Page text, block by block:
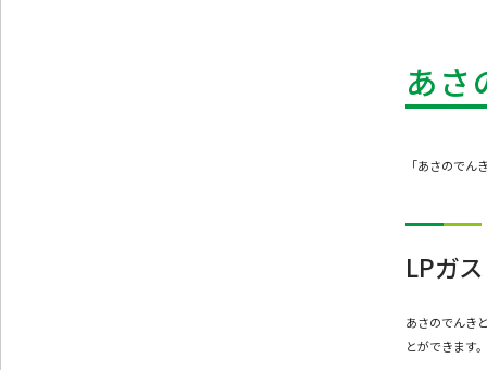
あさ
「あさので
LPガ
あさのでんき
とができます。